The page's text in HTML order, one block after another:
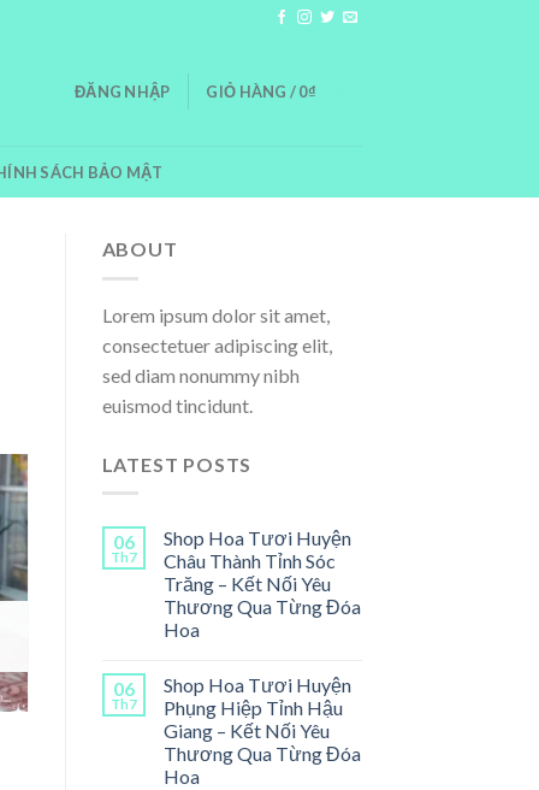
ĐĂNG NHẬP GIỎ HÀNG /0₫
SÁCH BẢO MẬT
ABOUT
Lorem ipsum dolor sit amet,
consectetuer adipiscing elit,
sed diam nonummy nibh
euismod tincidunt.
LATEST POSTS
06
Th7
Shop Hoa Tươi Huyện
Châu Thành Tỉnh Sóc
Trăng – Kết Nối Yêu
Thương Qua Từng Đóa
Hoa
06
Th7
Shop Hoa Tươi Huyện
Phụng Hiệp Tỉnh Hậu
Giang – Kết Nối Yêu
Thương Qua Từng Đóa
Hoa